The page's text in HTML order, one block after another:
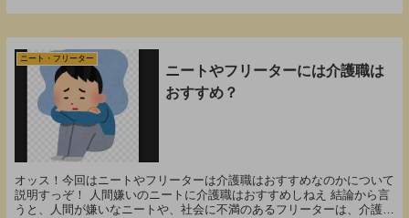
ニート・フリーター
ニートやフリーターには介護職は
おすすめ？
オッス！今回はニートやフリーターは介護職はおすすめなのかについて
説明すっぞ！ 人間嫌いのニートに介護職はおすすめしねえ 結論から言
うと、人間が嫌いなニートや、社会に不満のあるフリーターは、介護職